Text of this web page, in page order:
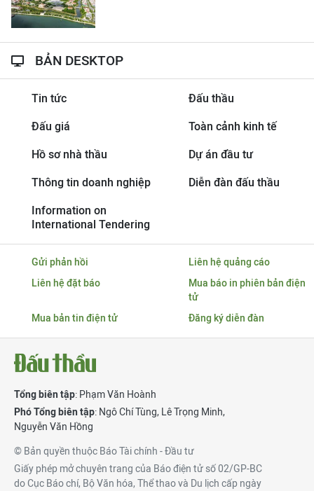
BẢN DESKTOP
Tin tức Đấu thầu
Đấu giá Toàn cảnh kinh tế
Hồ sơ nhà thầu Dự án đầu tư
Thông tin doanh nghiệp Diễn đàn đấu thầu
Information on
International Tendering
Gửi phản hồi
Liên hệ quảng cáo
Liên hệ đặt báo
Mua báo in phiên bản điện
tử
Mua bản tin điện tử
Đăng ký diễn đàn
Tổng biên tập: Phạm Văn Hoành
Phó Tổng biên tập: Ngô Chí Tùng, Lê Trọng Minh,
Nguyễn Văn Hồng
© Bản quyền thuộc Báo Tài chính - Đầu tư
Giấy phép mở chuyên trang của Báo điện tử số 02/GP-BC
do Cục Báo chí, Bộ Văn hóa, Thể thao và Du lịch cấp ngày